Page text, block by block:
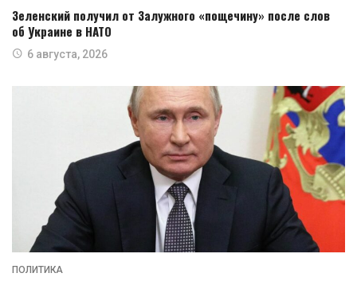
Зеленский получил от Залужного «пощечину» после слов
об Украине в НАТО
6 августа, 2026
ПОЛИТИКА